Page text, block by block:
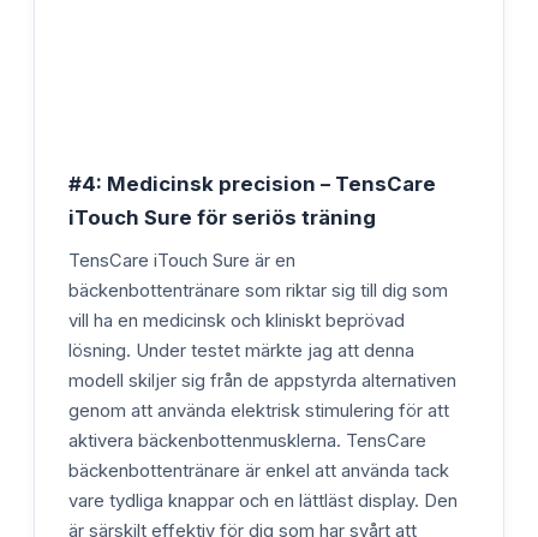
#4: Medicinsk precision – TensCare
iTouch Sure för seriös träning
TensCare iTouch Sure är en
bäckenbottentränare som riktar sig till dig som
vill ha en medicinsk och kliniskt beprövad
lösning. Under testet märkte jag att denna
modell skiljer sig från de appstyrda alternativen
genom att använda elektrisk stimulering för att
aktivera bäckenbottenmusklerna. TensCare
bäckenbottentränare är enkel att använda tack
vare tydliga knappar och en lättläst display. Den
är särskilt effektiv för dig som har svårt att